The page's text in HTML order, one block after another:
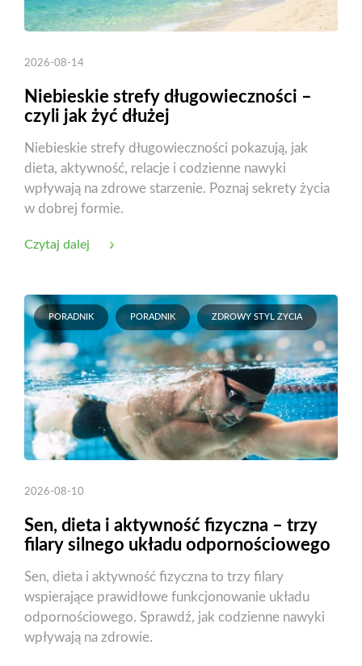
2026-08-14
Niebieskie strefy długowieczności –
czyli jak żyć dłużej
Niebieskie strefy długowieczności pokazują, jak
dieta, aktywność, relacje i codzienne nawyki
wpływają na zdrowe starzenie. Poznaj sekrety życia
w dobrej formie.
Czytaj dalej
PORADNIK PORADNIK ZDROWY STYL ŻYCIA
2026-08-10
Sen, dieta i aktywność fizyczna – trzy
filary silnego układu odpornościowego
Sen, dieta i aktywność fizyczna to trzy filary
wspierające prawidłowe funkcjonowanie układu
odpornościowego. Sprawdź, jak codzienne nawyki
wpływają na zdrowie.